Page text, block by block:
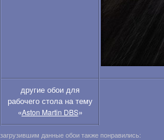
другие обои для
рабочего стола на тему
«Aston Martin DBS»
загрузившим данные обои также понравились: